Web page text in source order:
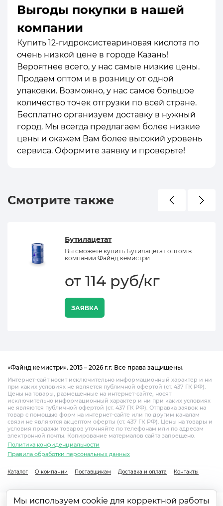
Выгоды покупки в нашей
компании
Купить 12-гидроксистеариновая кислота по
очень низкой цене в городе Казань!
Вероятнее всего, у нас самые низкие цены.
Продаем оптом и в розницу от одной
упаковки. Возможно, у нас самое большое
количество точек отгрузки по всей стране.
Бесплатно организуем доставку в нужный
город. Мы всегда предлагаем более низкие
цены и окажем Вам более высокий уровень
сервиса. Оформите заявку и проверьте!
Смотрите также
Бутилацетат
Вы сможете купить Бутилацетат оптом в
компании Файнд кемистри
от 114 руб/кг
ЗАЯВКА
«Файнд кемистри». 2015 – 2026 г.г. Все права защищены.
Интернет-сайт носит исключительно информационный характер и ни
при каких условиях не является публичной офертой (ст. 437 ГК РФ).
Цены на товары, размещенные на интернет-сайте, носят
исключительно информационный характер и ни при каких условиях
не являются публичной офертой (ст. 437 ГК РФ). Отправка заявок на
товар с помощью форм на интернет-сайте или по другим каналам
связи не являются акцептом оферты (ст. 437 ГК РФ). Цены на товары и
условия продажи товаров уточняйте по телефонам или по адресам
электронной почты. Копирование материалов сайта запрещено.
Политика конфиденциальности
Правила обработки персональных данных
Каталог О компании Поставщикам Доставка и оплата Контакты
Мы используем cookie для корректной работы